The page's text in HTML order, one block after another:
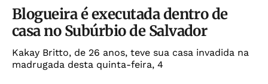
Blogueira é executada dentro de
casa no Subúrbio de Salvador
Kakay Britto, de 26 anos, teve sua casa invadida na
madrugada desta quinta-feira, 4